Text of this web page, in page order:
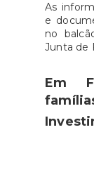
As
e
no
Junta de
Em